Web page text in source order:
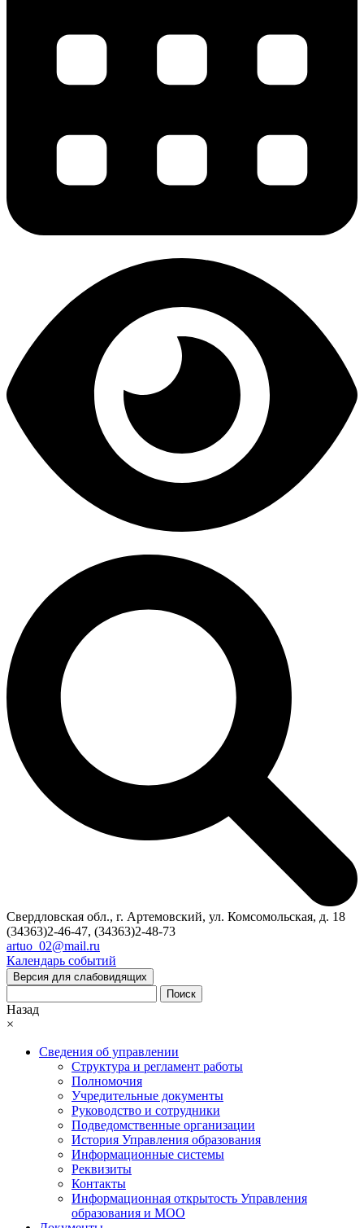
Свердловская обл., г. Артемовский, ул. Комсомольская, д. 18
(34363)2-46-47, (34363)2-48-73
artuo_02@mail.ru
Календарь событий
Версия для слабовидящих
Поиск
Назад
×
Сведения об управлении
Структура и регламент работы
Полномочия
Учредительные документы
Руководство и сотрудники
Подведомственные организации
История Управления образования
Информационные системы
Реквизиты
Контакты
Информационная открытость Управления
образования и МОО